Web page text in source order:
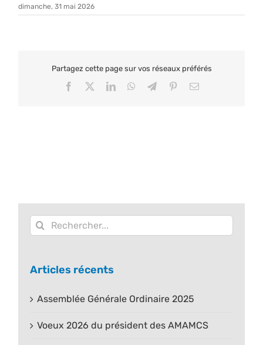
dimanche, 31 mai 2026
Partagez cette page sur vos réseaux préférés
Facebook LinkedInWhatsApp
TelegramPinterestEmail
Rechercher:
Articles récents
Assemblée Générale Ordinaire 2025
Voeux 2026 du président des AMAMCS